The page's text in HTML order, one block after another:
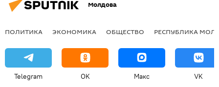
Молдова
ПОЛИТИКА ЭКОНОМИКА ОБЩЕСТВО РЕСПУБЛИКА
Telegram OK Макс VK